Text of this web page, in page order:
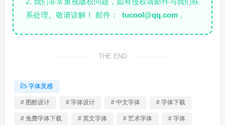
系处理。敬请谅解！ 邮件：
tucool@qq.com 。
THE END
字体灵感
# 图酷设计 # 字体设计 # 中文字体 # 字体下载
# 免费字体下载 # 英文字体 # 艺术字体 # 字体